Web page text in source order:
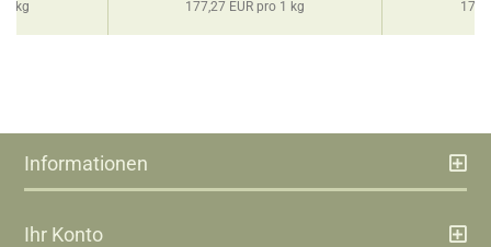
1 kg 177,27 EUR pro 1 kg
Informationen
Ihr Konto